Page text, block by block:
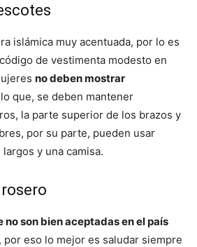
islámica muy acentuada, por lo es
de vestimenta modesto en
no deben mostrar
que, se deben mantener
la parte superior de los brazos y
por su parte, pueden usar
y una camisa.
no son bien aceptadas en el país
, por eso lo mejor es saludar siempre